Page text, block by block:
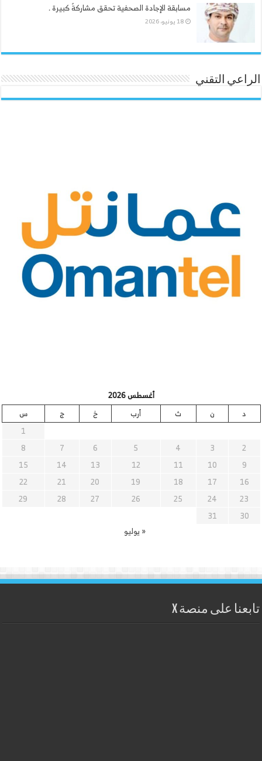
مسابقة الإجادة الصحفية تحقق مشاركةً كبيرة .
18 يونيو، 2026
الراعي التقني
أغسطس 2026
د
ن ث أرب خ ج
س
1
2
3
4
5
6
7
8
9
10
11
12
13
14
15
16
17
18
19
20
21
22
23
24
25
26
27
28
29
30
31
« يوليو
تابعنا على منصة X